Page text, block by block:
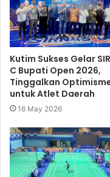
Kutim Sukses Gelar
C Bupati Open 2026,
Tinggalkan
untuk Atlet Daerah
16 May 2026